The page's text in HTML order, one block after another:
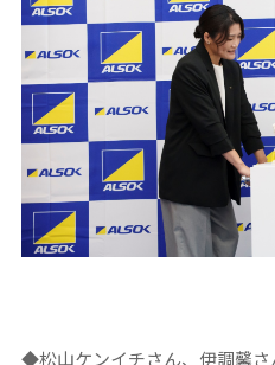
◆松山ケンイチさん、伊調馨